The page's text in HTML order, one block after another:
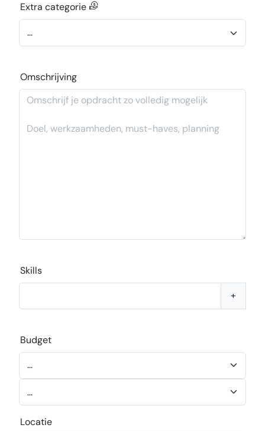
Extra categorie
Omschrijving
Skills
+
Budget
Locatie